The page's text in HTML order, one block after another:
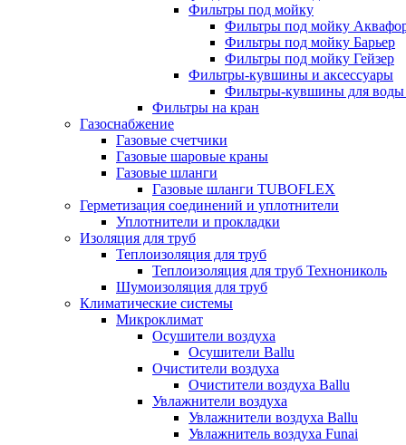
Фильтры под мойку
Фильтры под мойку
Фильтры под мойку Барьер
Фильтры под мойку Гейзер
Фильтры-кувшины и аксессуары
Фильтры-кувшины для
Фильтры на кран
Газоснабжение
Газовые счетчики
Газовые шаровые краны
Газовые шланги
Газовые шланги TUBOFLEX
Герметизация соединений и уплотнители
Уплотнители и прокладки
Изоляция для труб
Теплоизоляция для труб
Теплоизоляция для труб Технониколь
Шумоизоляция для труб
Климатические системы
Микроклимат
Осушители воздуха
Осушители Ballu
Очистители воздуха
Очистители воздуха Ballu
Увлажнители воздуха
Увлажнители воздуха Ballu
Увлажнитель воздуха Funai